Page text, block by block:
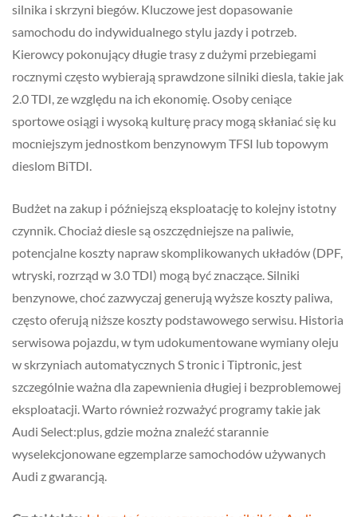
silnika i skrzyni biegów. Kluczowe jest dopasowanie
samochodu do indywidualnego stylu jazdy i potrzeb.
Kierowcy pokonujący długie trasy z dużymi przebiegami
rocznymi często wybierają sprawdzone silniki diesla, takie jak
2.0 TDI, ze względu na ich ekonomię. Osoby ceniące
sportowe osiągi i wysoką kulturę pracy mogą skłaniać się ku
mocniejszym jednostkom benzynowym TFSI lub topowym
dieslom BiTDI.
Budżet na zakup i późniejszą eksploatację to kolejny istotny
czynnik. Chociaż diesle są oszczędniejsze na paliwie,
potencjalne koszty napraw skomplikowanych układów (DPF,
wtryski, rozrząd w 3.0 TDI) mogą być znaczące. Silniki
benzynowe, choć zazwyczaj generują wyższe koszty paliwa,
często oferują niższe koszty podstawowego serwisu. Historia
serwisowa pojazdu, w tym udokumentowane wymiany oleju
w skrzyniach automatycznych S tronic i Tiptronic, jest
szczególnie ważna dla zapewnienia długiej i bezproblemowej
eksploatacji. Warto również rozważyć programy takie jak
Audi Select:plus, gdzie można znaleźć starannie
wyselekcjonowane egzemplarze samochodów używanych
Audi z gwarancją.